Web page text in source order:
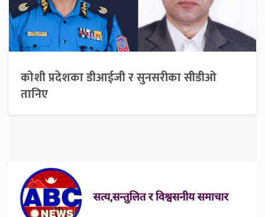
कोशी प्रदेशका डीआईजी र सुनसरीका सीडीओ
तानिए